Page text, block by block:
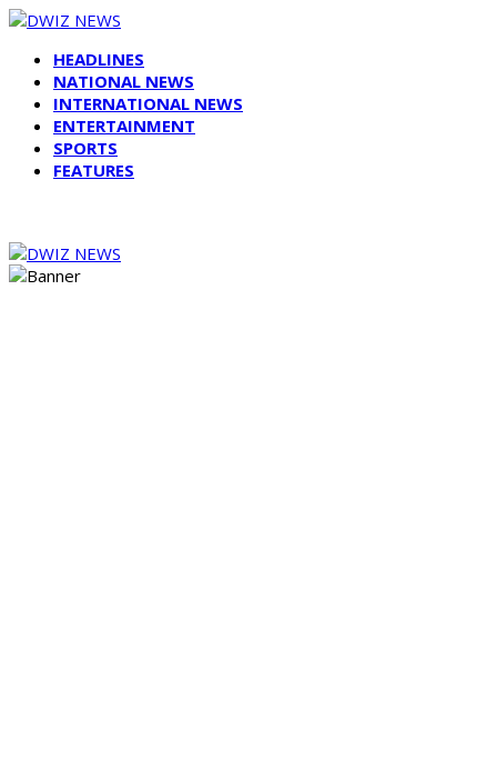
HEADLINES
NATIONAL NEWS
INTERNATIONAL NEWS
ENTERTAINMENT
SPORTS
FEATURES